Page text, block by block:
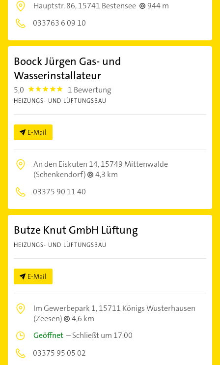
Hauptstr. 86,15741 Bestensee
944 m
033763 6 09 10
Boock Jürgen Gas- und
Wasserinstallateur
5,0 5.0 1 Bewertung
HEIZUNGS- UND LÜFTUNGSBAU
E-Mail
An den Eiskuten 14,15749 Mittenwalde
(Schenkendorf)
4,3 km
03375 90 11 40
Butze Knut GmbH Lüftung
HEIZUNGS- UND LÜFTUNGSBAU
E-Mail
Im Gewerbepark 1,15711 Königs Wusterhausen
(Zeesen)
4,6 km
Geöffnet –Schließt um 17:00
03375 95 05 02